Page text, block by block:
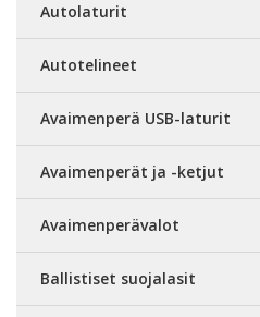
Autolaturit
Autotelineet
Avaimenperä USB-laturit
Avaimenperät ja -ketjut
Avaimenperävalot
Ballistiset suojalasit